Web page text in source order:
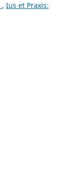
, Ius et Praxis: